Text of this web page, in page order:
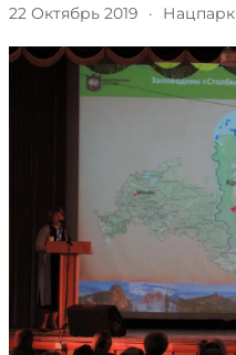
22 Октябрь 2019 · Нацпарк